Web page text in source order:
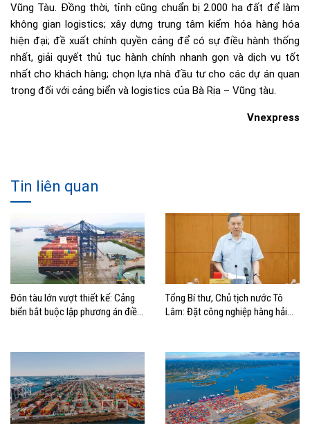
Vũng Tàu. Đồng thời, tỉnh cũng chuẩn bị 2.000 ha đất để làm
không gian logistics; xây dựng trung tâm kiểm hóa hàng hóa
hiện đại; đề xuất chính quyền cảng để có sự điều hành thống
nhất, giải quyết thủ tục hành chính nhanh gọn và dịch vụ tốt
nhất cho khách hàng; chọn lựa nhà đầu tư cho các dự án quan
trọng đối với cảng biển và logistics của Bà Rịa – Vũng tàu.
Vnexpress
Tin liên quan
Đón tàu lớn vượt thiết kế: Cảng
biển bắt buộc lập phương án điều
Tổng Bí thư, Chủ tịch nước Tô
Lâm: Đặt công nghiệp hàng hải
biển mạnh